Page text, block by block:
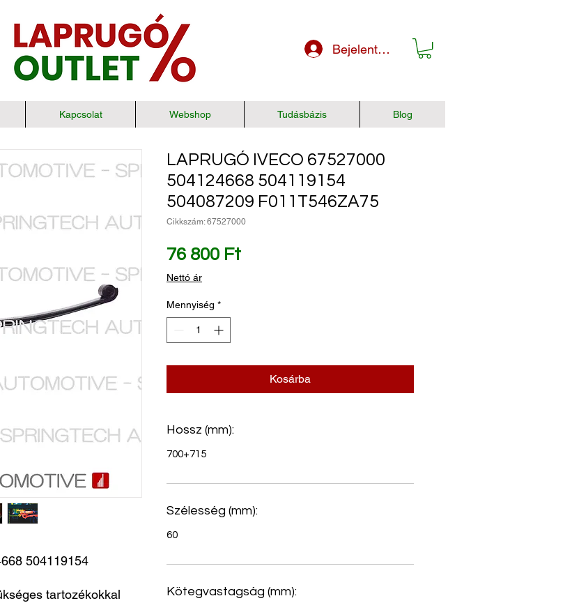
Bejelentkezés
Kapcsolat Webshop Tudásbázis Blog
504119154
tartozékokkal
LAPRUGÓ IVECO 67527000
504124668 504119154
504087209 F011T546ZA75
Cikkszám: 67527000
76 800 FtÁr
Nettó ár
Mennyiség *
Kosárba
Hossz (mm):
700+715
Szélesség (mm):
60
Kötegvastagság (mm):